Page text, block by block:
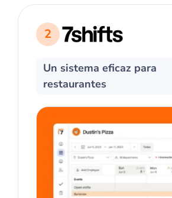
2
Un sistema eficaz para
restaurantes